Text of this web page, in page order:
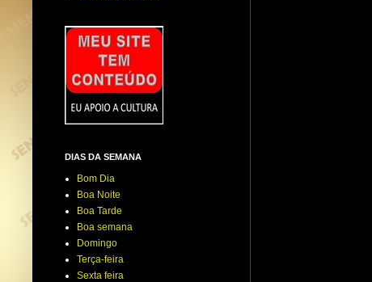
DIAS DA SEMANA
Bom Dia
Boa Noite
Boa Tarde
Boa semana
Domingo
Terça-feira
Sexta feira